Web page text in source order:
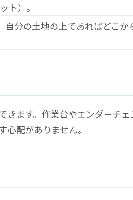
ト）。
自分の土地の上であればどこか
ます。作業台やエンダーチェ
配がありません。